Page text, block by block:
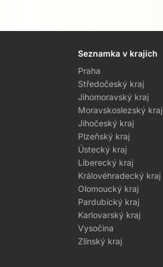
Seznamka v krajích
Praha
Středočeský kraj
Jihomoravský kraj
Moravskoslezský kraj
Jihočeský kraj
Plzeňský kraj
Ústecký kraj
Liberecký kraj
Královéhradecký kraj
Olomoucký kraj
Pardubický kraj
Karlovarský kraj
Vysočina
Zlínský kraj